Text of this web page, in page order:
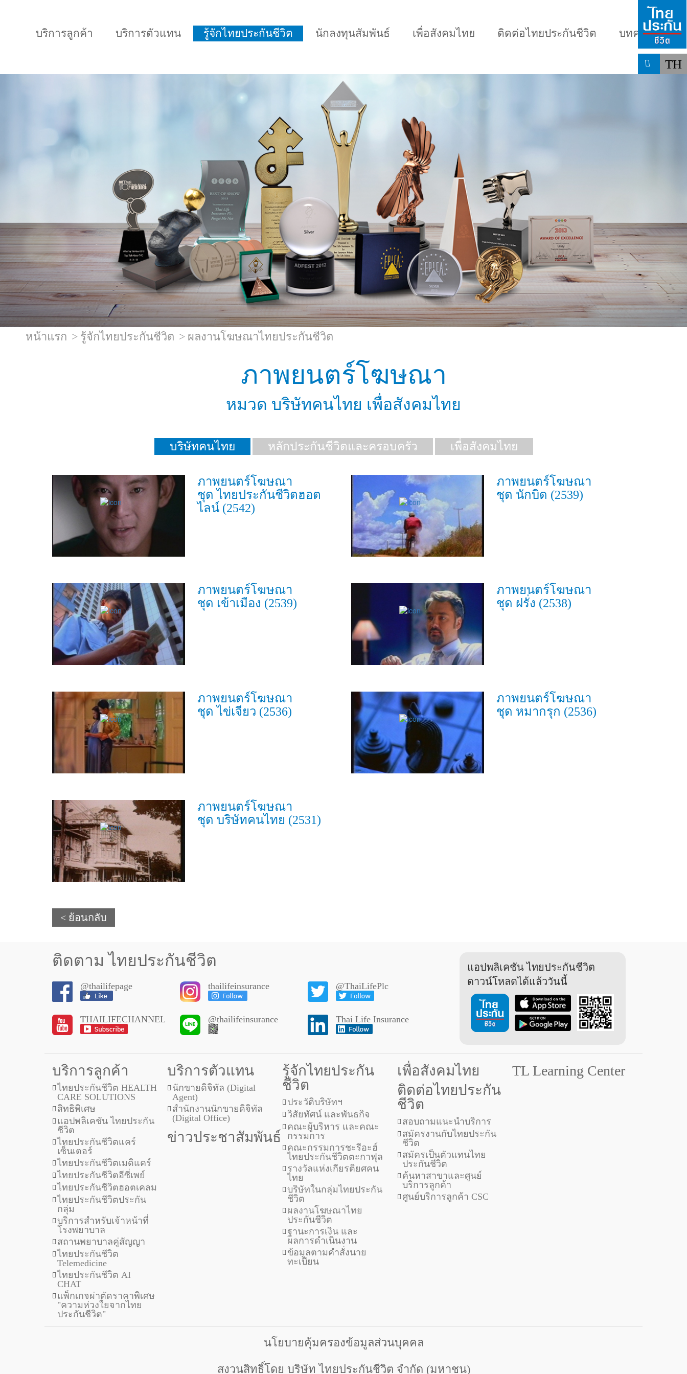
บริการลูกค้า บริการตัวแทน รู้จักไทยประกันชีวิต นักลงทุนสัมพันธ์ เพื่อสังคมไทย ติดต่อไทยประกันชีวิต บทความ
TH
หน้าแรก รู้จักไทยประกันชีวิต ผลงานโฆษณาไทยประกันชีวิต
ภาพยนตร์โฆษณา
หมวด บริษัทคนไทย เพื่อสังคมไทย
บริษัทคนไทย หลักประกันชีวิตและครอบครัว เพื่อสังคมไทย
ภาพยนตร์โฆษณา
ชุด ไทยประกันชีวิตฮอต
ไลน์ (2542)
ภาพยนตร์โฆษณา
ชุด นักบิด (2539)
ภาพยนตร์โฆษณา
ชุด เข้าเมือง (2539)
ภาพยนตร์โฆษณา
ชุด ฝรั่ง (2538)
ภาพยนตร์โฆษณา
ชุด ไข่เจียว (2536)
ภาพยนตร์โฆษณา
ชุด หมากรุก (2536)
ภาพยนตร์โฆษณา
ชุด บริษัทคนไทย (2531)
< ย้อนกลับ
ติดตาม ไทยประกันชีวิต
@thailifepage thailifeinsurance @ThaiLifePlc
THAILIFECHANNEL @thailifeinsurance Thai Life Insurance
แอปพลิเคชัน ไทยประกันชีวิต
ดาวน์โหลดได้แล้ววันนี้
บริการลูกค้า
ไทยประกันชีวิต HEALTH
CARE SOLUTIONS
สิทธิพิเศษ
แอปพลิเคชัน ไทยประกัน
ชีวิต
ไทยประกันชีวิตแคร์
เซ็นเตอร์
ไทยประกันชีวิตเมดิแคร์
ไทยประกันชีวิตอีซี่เพย์
ไทยประกันชีวิตฮอตเคลม
ไทยประกันชีวิตประกัน
กลุ่ม
บริการสำหรับเจ้าหน้าที่
โรงพยาบาล
สถานพยาบาลคู่สัญญา
ไทยประกันชีวิต
Telemedicine
ไทยประกันชีวิต AI
CHAT
แพ็กเกจผ่าตัดราคาพิเศษ
"ความห่วงใยจากไทย
ประกันชีวิต"
บริการตัวแทน
นักขายดิจิทัล (Digital
Agent)
สำนักงานนักขายดิจิทัล
(Digital Office)
ข่าวประชาสัมพันธ์
รู้จักไทยประกัน
ชีวิต
ประวัติบริษัทฯ
วิสัยทัศน์ และพันธกิจ
คณะผู้บริหาร และคณะ
กรรมการ
คณะกรรมการชะรีอะฮ์
ไทยประกันชีวิตตะกาฟุล
รางวัลแห่งเกียรติยศคน
ไทย
บริษัทในกลุ่มไทยประกัน
ชีวิต
ผลงานโฆษณาไทย
ประกันชีวิต
ฐานะการเงิน และ
ผลการดำเนินงาน
ข้อมูลตามคำสั่งนาย
ทะเบียน
เพื่อสังคมไทย
ติดต่อไทยประกัน
ชีวิต
สอบถามแนะนำบริการ
สมัครงานกับไทยประกัน
ชีวิต
สมัครเป็นตัวแทนไทย
ประกันชีวิต
ค้นหาสาขาและศูนย์
บริการลูกค้า
ศูนย์บริการลูกค้า CSC
TL Learning Center
นโยบายคุ้มครองข้อมูลส่วนบุคคล
สงวนสิทธิ์โดย บริษัท ไทยประกันชีวิต จำกัด (มหาชน)